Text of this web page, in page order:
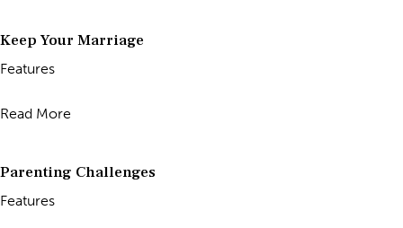
Keep Your Marriage
Features
Read More
Parenting Challenges
Features